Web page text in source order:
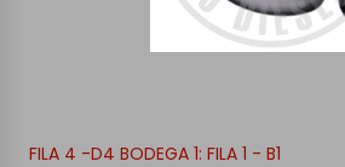
FILA 4 -D4 BODEGA 1: FILA 1 - B1